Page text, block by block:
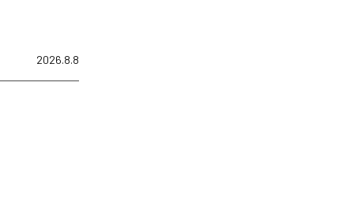
2026.8.8